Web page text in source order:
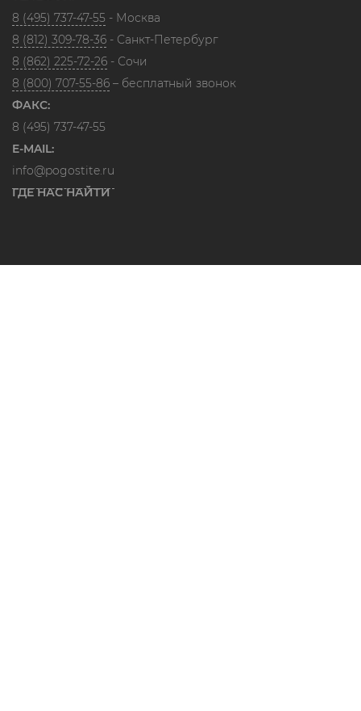
8 (495) 737-47-55 - Москва
8 (812) 309-78-36 - Санкт-Петербург
8 (862) 225-72-26 - Сочи
8 (800) 707-55-86 – бесплатный звонок
ФАКС:
8 (495) 737-47-55
E-MAIL:
info@pogostite.ru
ГДЕ НАС НАЙТИ